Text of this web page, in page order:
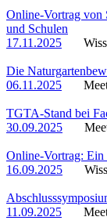
Online-Vortrag von
und Schulen
17.11.2025
Die
06.11.2025
TGTA-Stand bei
30.09.2025
Online-Vortrag:
16.09.2025
11.09.2025